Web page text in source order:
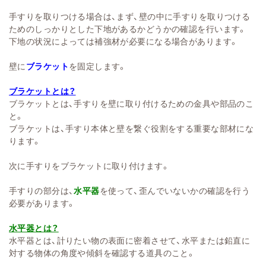
手すりを取りつける場合は、まず、壁の中に手すりを取りつける
ためのしっかりとした下地があるかどうかの確認を行います。
下地の状況によっては補強材が必要になる場合があります。
壁に ブラケットを固定します。
ブラケットとは？
ブラケットとは、手すりを壁に取り付けるための金具や部品のこ
と。
ブラケットは、手すり本体と壁を繋ぐ役割をする重要な部材にな
ります。
次に手すりをブラケットに取り付けます。
手すりの部分は、水平器を使って、歪んでいないかの確認を行う
必要があります。
水平器とは？
水平器とは、計りたい物の表面に密着させて、水平または鉛直に
対する物体の角度や傾斜を確認する道具のこと。